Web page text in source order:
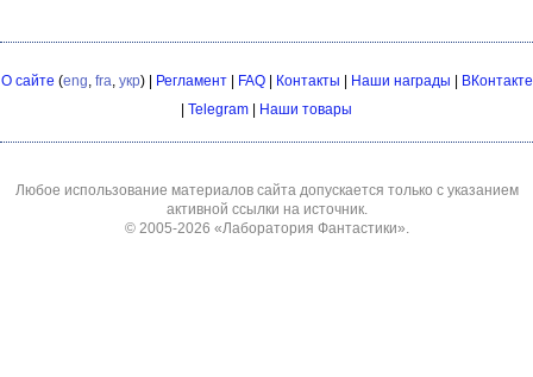
О сайте (eng, fra, укр) | Регламент| FAQ| Контакты Наши награды
ВКонтакте
Telegram Наши товары
Любое использование материалов сайта допускается только с указанием
активной ссылки на источник.
© 2005-2026 «Лаборатория Фантастики».